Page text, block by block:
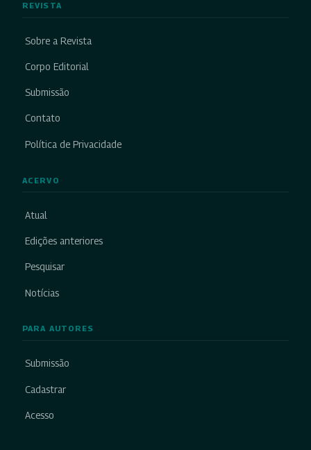
REVISTA
Sobre a Revista
Corpo Editorial
Submissão
Contato
Política de Privacidade
ACERVO
Atual
Edições anteriores
Pesquisar
Notícias
PARA AUTORES
Submissão
Cadastrar
Acesso